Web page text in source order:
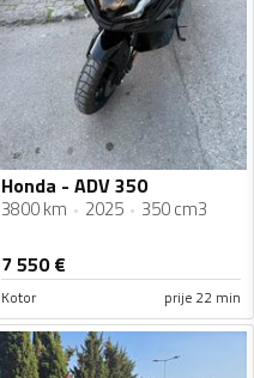
Honda - ADV 350
3800 km 2025 350 cm3
7 550€
Kotor prije 22 min